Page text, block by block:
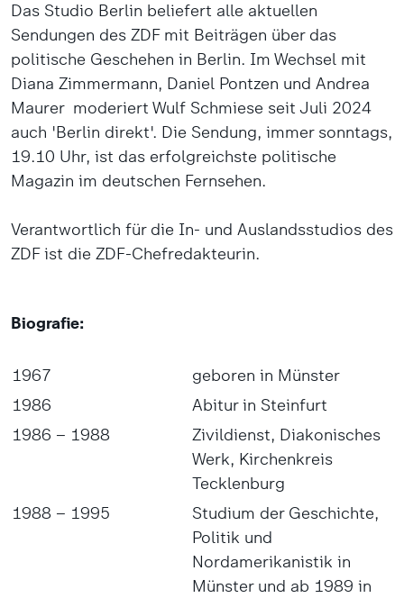
Das Studio Berlin beliefert alle aktuellen
Sendungen des ZDF mit Beiträgen über das
politische Geschehen in Berlin. Im Wechsel mit
Diana Zimmermann, Daniel Pontzen und Andrea
Maurer moderiert Wulf Schmiese seit Juli 2024
auch 'Berlin direkt'. Die Sendung, immer sonntags,
19.10 Uhr, ist das erfolgreichste politische
Magazin im deutschen Fernsehen.
Verantwortlich für die In- und Auslandsstudios des
ZDF ist die ZDF-Chefredakteurin.
Biografie:
1967
geboren in Münster
1986
Abitur in Steinfurt
1986 – 1988
Zivildienst, Diakonisches
Werk, Kirchenkreis
Tecklenburg
1988 – 1995
Studium der Geschichte,
Politik und
Nordamerikanistik in
Münster und ab 1989 in